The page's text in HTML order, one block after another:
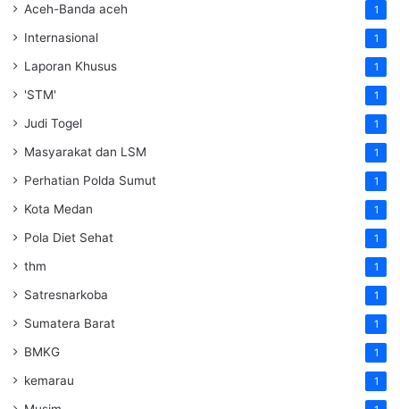
Aceh-Banda aceh 1
Internasional 1
Laporan Khusus 1
'STM' 1
Judi Togel 1
Masyarakat dan LSM 1
Perhatian Polda Sumut 1
Kota Medan 1
Pola Diet Sehat 1
thm 1
Satresnarkoba 1
Sumatera Barat 1
BMKG 1
kemarau 1